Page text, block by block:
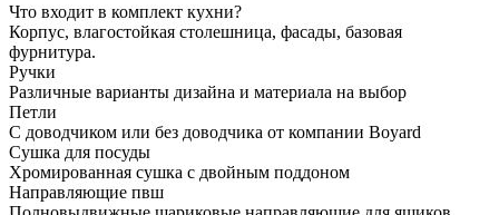
Что входит в комплект кухни?
Корпус, влагостойкая столешница, фасады, базовая
фурнитура.
Ручки
Различные варианты дизайна и материала на выбор
Петли
С доводчиком или без доводчика от компании Boyard
Сушка для посуды
Хромированная сушка с двойным поддоном
Направляющие пвш